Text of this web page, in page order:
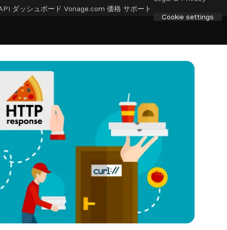
ダッシュボード Vonage.com 価格 サポート
Cookie settings